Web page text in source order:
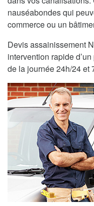
nauséabondes qui
commerce ou un
Devis assainissement
intervention rapide
de la journée 24h/24 et